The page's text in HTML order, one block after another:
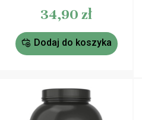
34,90 zł
Dodaj do koszyka